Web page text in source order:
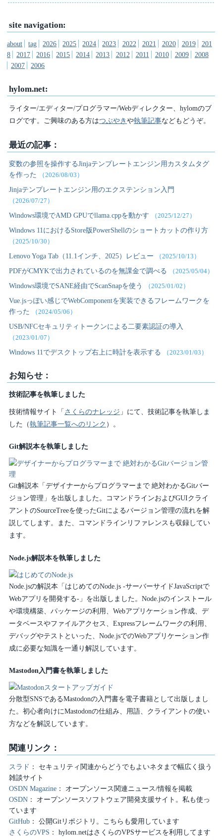
site navigation:
about tag 2026 2025 2024 2023 2022 2021 2020 2019
201
8
2017 2016 2015 2014 2013 2012 2011 2010 2009
2008
2007
2006
hylom.net:
ライター/エディター/プログラマー/Webディレクター、hylomのブ
ログです。ご興味のある方はつぶやきや執筆記事などもどうぞ。
最近の記事：
変数の参照を操作するJinjaテンプレートエンジン用カスタムタグ
を作った
（2026/08/03）
Jinjaテンプレートエンジン用のエクステンション入門
（2026/07/27）
Windows環境でAMD GPUでllama.cppを動かす （2025/12/27）
Windows 11におけるStore版PowerShellのショートカットの作り方
（2025/10/30）
Lenovo Yoga Tab（11.1インチ、2025）レビュー （2025/10/13）
PDFがCMYKで出力されているのを無課金で調べる （2025/05/04）
Windows環境でSANE経由でScanSnapを使う （2025/01/02）
Vue.jsっぽい感じでWebComponentを実装できるフレームワークを
作った
（2024/05/06）
USB/NFCセキュリティトークンによる二要素認証の導入
（2023/01/07）
Windows 11でデスクトップ右上に時計を表示する （2023/01/03）
お知らせ：
技術記事を執筆しました
技術情報サイト「さくらのナレッジ 」にて、技術記事を執筆しま
した（執筆記事一覧へのリンク ）。
Git解説本を執筆しました
Git解説本「デザイナーからプログラマーまで 絶対わかるGitバー
ジョン管理」を出版しました。コマンドラインおよびGUIクライ
アントのSourceTreeを使ったGitによるバージョン管理の流れを解
説してします。また、コマンドラインリファレンスも収録してい
ます。
Node.js解説本を執筆しました
Node.jsの解説本「はじめてのNode.js -サーバーサイドJavaScriptで
Webアプリを開発する-」を出版しました。Node.jsのインストール
や環境構築、パッケージの利用、Webアプリケーション作成、デ
ータベースやファイルアクセス、Expressフレームワークの利用、
デバッグやテストといった、Node.jsでのWebアプリケーション作
成に必要な知識を一通り解説しています。
Mastodon入門書を執筆しました
分散型SNSであるMastodonの入門書を電子書籍として出版しまし
た。初心者向けにMastodonの仕組み、用語、クライアントの使い
方などを解説しています。
関連リンク：
スラド
セキュリティ関連からどうでもよいネタまで幅広く扱う
雑談サイト
OSDN Magazine
オープンソース関連ニュース/情報を掲載
OSDN
オープンソースソフトウェア開発支援サイト。私も使っ
ています
GitHub
公開Gitリポジトリ。こちらも愛用しています
さくらのVPS
hylom.netはさくらのVPSサービスを利用してます